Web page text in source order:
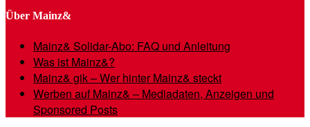
Über Mainz&
Mainz& Solidar-Abo: FAQ und Anleitung
Was ist Mainz&?
Mainz& gik – Wer hinter Mainz& steckt
Werben auf Mainz& – Mediadaten, Anzeigen und
Sponsored Posts